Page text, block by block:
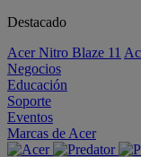
Destacado
Acer Nitro Blaze 11
Negocios
Educación
Soporte
Eventos
Marcas de Acer